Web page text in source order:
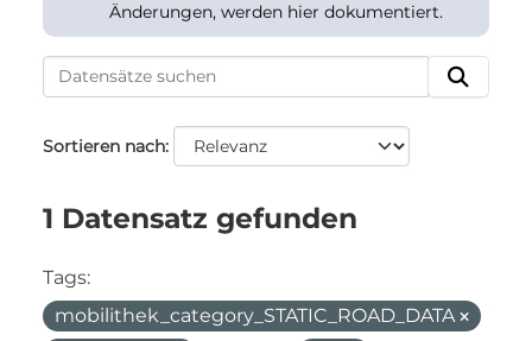
Änderungen, werden hier dokumentiert.
Sortieren nach
1 Datensatz gefunden
Tags:
mobilithek_category_STATIC_ROAD_DATA